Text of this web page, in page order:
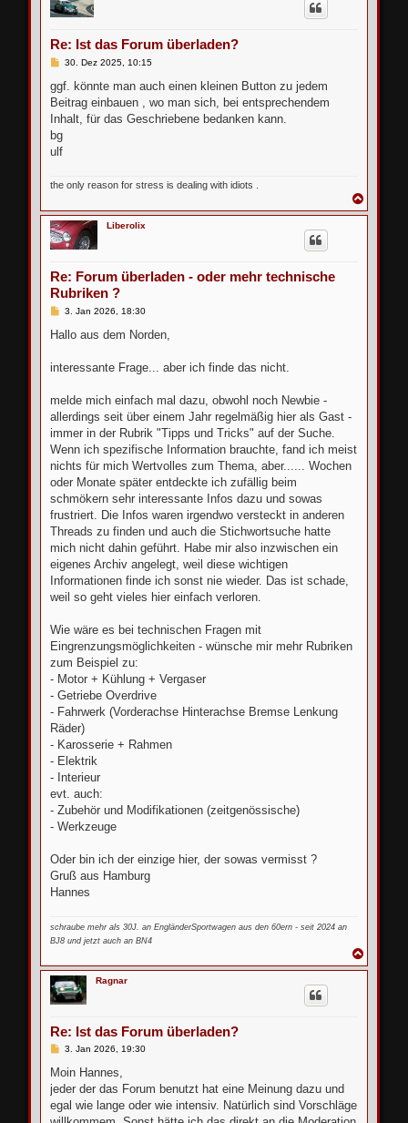
Re: Ist das Forum überladen?
B
i
t
r
a
30. Dez 2025, 10:15
ggf. könnte man auch einen kleinen Button zu jedem
Beitrag einbauen , wo man sich, bei entsprechendem
Inhalt, für das Geschriebene bedanken kann.
bg
ulf
the only reason for stress is dealing with idiots .
a
Liberolix
Re: Forum überladen - oder mehr technische
Rubriken ?
B
i
a
3. Jan 2026, 18:30
Hallo aus dem Norden,
interessante Frage... aber ich finde das nicht.
melde mich einfach mal dazu, obwohl noch Newbie -
allerdings seit über einem Jahr regelmäßig hier als Gast -
immer in der Rubrik "Tipps und Tricks" auf der Suche.
Wenn ich spezifische Information brauchte, fand ich meist
nichts für mich Wertvolles zum Thema, aber...... Wochen
oder Monate später entdeckte ich zufällig beim
schmökern sehr interessante Infos dazu und sowas
frustriert. Die Infos waren irgendwo versteckt in anderen
Threads zu finden und auch die Stichwortsuche hatte
mich nicht dahin geführt. Habe mir also inzwischen ein
eigenes Archiv angelegt, weil diese wichtigen
Informationen finde ich sonst nie wieder. Das ist schade,
weil so geht vieles hier einfach verloren.
Wie wäre es bei technischen Fragen mit
Eingrenzungsmöglichkeiten - wünsche mir mehr Rubriken
zum Beispiel zu:
- Motor + Kühlung + Vergaser
- Getriebe Overdrive
- Fahrwerk (Vorderachse Hinterachse Bremse Lenkung
Räder)
- Karosserie + Rahmen
- Elektrik
- Interieur
evt. auch:
- Zubehör und Modifikationen (zeitgenössische)
- Werkzeuge
Oder bin ich der einzige hier, der sowas vermisst ?
Gruß aus Hamburg
Hannes
schraube mehr als 30J. an EngländerSportwagen aus den 60ern - seit 2024 an
BJ8 und jetzt auch an BN4
a
Ragnar
Re: Ist das Forum überladen?
B
i
r
a
g
3. Jan 2026, 19:30
Moin Hannes,
jeder der das Forum benutzt hat eine Meinung dazu und
egal wie lange oder wie intensiv. Natürlich sind Vorschläge